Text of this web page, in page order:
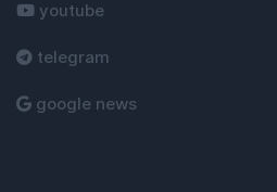
youtube
telegram
google news